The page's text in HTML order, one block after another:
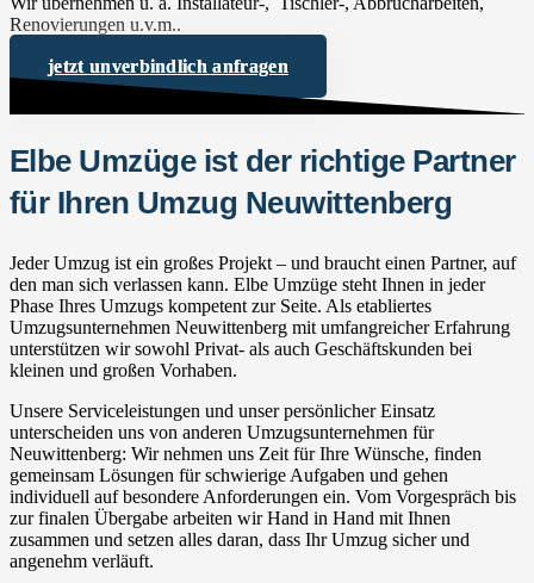
Renovierungen u.v.m..
jetzt unverbindlich anfragen
Elbe Umzüge ist der richtige Partner
für Ihren Umzug Neuwittenberg
Jeder Umzug ist ein großes Projekt – und braucht einen Partner, auf
den man sich verlassen kann. Elbe Umzüge steht Ihnen in jeder
Phase Ihres Umzugs kompetent zur Seite. Als etabliertes
Umzugsunternehmen Neuwittenberg mit umfangreicher Erfahrung
unterstützen wir sowohl Privat- als auch Geschäftskunden bei
kleinen und großen Vorhaben.
Unsere Serviceleistungen und unser persönlicher Einsatz
unterscheiden uns von anderen Umzugsunternehmen für
Neuwittenberg: Wir nehmen uns Zeit für Ihre Wünsche, finden
gemeinsam Lösungen für schwierige Aufgaben und gehen
individuell auf besondere Anforderungen ein. Vom Vorgespräch bis
zur finalen Übergabe arbeiten wir Hand in Hand mit Ihnen
zusammen und setzen alles daran, dass Ihr Umzug sicher und
angenehm verläuft.